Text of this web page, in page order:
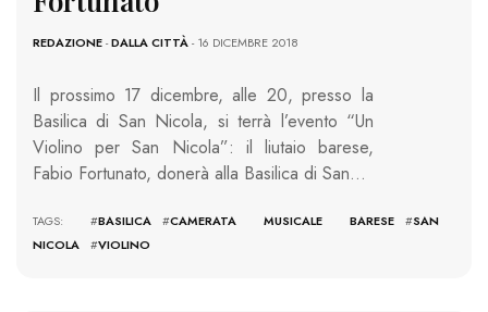
REDAZIONE-DALLA CITTÀ- 16 DICEMBRE 2018
Il prossimo 17 dicembre, alle 20, presso la
Basilica di San Nicola, si terrà l’evento “Un
Violino per San Nicola”: il liutaio barese,
Fabio Fortunato, donerà alla Basilica di San…
TAGS: #BASILICA #CAMERATA MUSICALE BARESE #SAN
NICOLA
#VIOLINO